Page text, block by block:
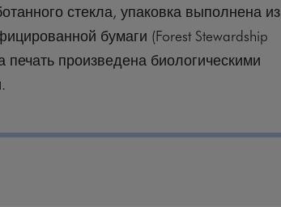
стекла, упаковка выполнена из
бумаги (Forest Stewardship
печать произведена биологическими